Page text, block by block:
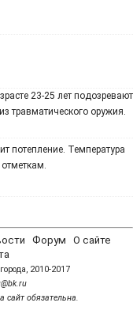
23-25 лет подозревают
травматического оружия.
потепление. Температура
Форум
О сайте
2010-2017
сайт обязательна.